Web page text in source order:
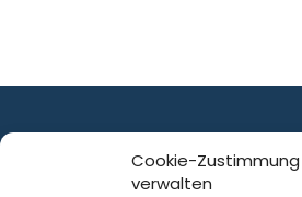
Cookie-Zustimmung
verwalten